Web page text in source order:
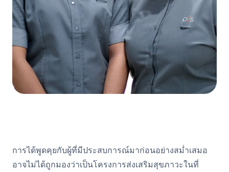
การได้พูดคุยกับผู้ที่มีประสบการณ์มาก่อนอย่างสม่ำเสมอ
อาจไม่ได้ถูกมองว่าเป็นโครงการส่งเสริมสุขภาวะในที่